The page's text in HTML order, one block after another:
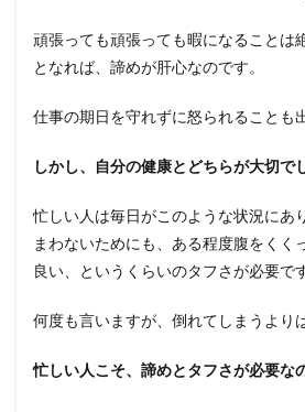
頑張っても頑張っても暇になることは
となれば、諦めが肝心なのです。
仕事の期日を守れずに怒られることも
しかし、自分の健康とどちらが大切で
忙しい人は毎日がこのような状況にあ
まわないためにも、ある程度腹をくく
良い、というくらいのタフさが必要です
何度も言いますが、倒れてしまうより
忙しい人こそ、諦めとタフさが必要な